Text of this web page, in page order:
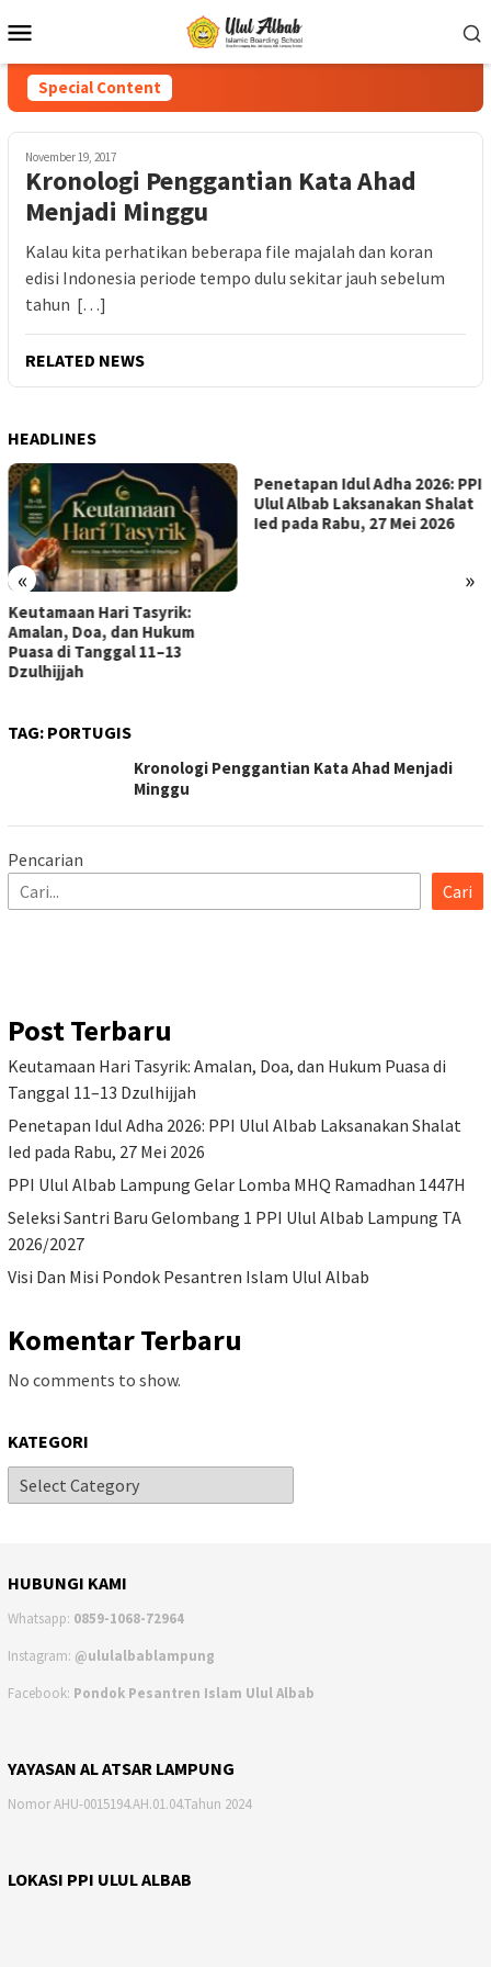
Special Content
November 19, 2017
Kronologi Penggantian Kata Ahad
Menjadi Minggu
Kalau kita perhatikan beberapa file majalah dan koran
edisi Indonesia periode tempo dulu sekitar jauh sebelum
tahun […]
RELATED NEWS
HEADLINES
« »
Keutamaan Hari Tasyrik:
Amalan, Doa, dan Hukum
Puasa di Tanggal 11–13
Dzulhijjah
Penetapan Idul Adha 2026: PPI
Ulul Albab Laksanakan Shalat
Ied pada Rabu, 27 Mei 2026
TAG: PORTUGIS
Kronologi Penggantian Kata Ahad Menjadi
Minggu
Pencarian
Cari
Post Terbaru
Keutamaan Hari Tasyrik: Amalan, Doa, dan Hukum Puasa di
Tanggal 11–13 Dzulhijjah
Penetapan Idul Adha 2026: PPI Ulul Albab Laksanakan Shalat
Ied pada Rabu, 27 Mei 2026
PPI Ulul Albab Lampung Gelar Lomba MHQ Ramadhan 1447H
Seleksi Santri Baru Gelombang 1 PPI Ulul Albab Lampung TA
2026/2027
Visi Dan Misi Pondok Pesantren Islam Ulul Albab
Komentar Terbaru
No comments to show.
KATEGORI
HUBUNGI KAMI
Whatsapp: 0859-1068-72964
Instagram: @ululalbablampung
Facebook: Pondok Pesantren Islam Ulul Albab
YAYASAN AL ATSAR LAMPUNG
Nomor AHU-0015194.AH.01.04.Tahun 2024
LOKASI PPI ULUL ALBAB